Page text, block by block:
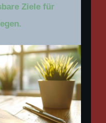
Ziele für